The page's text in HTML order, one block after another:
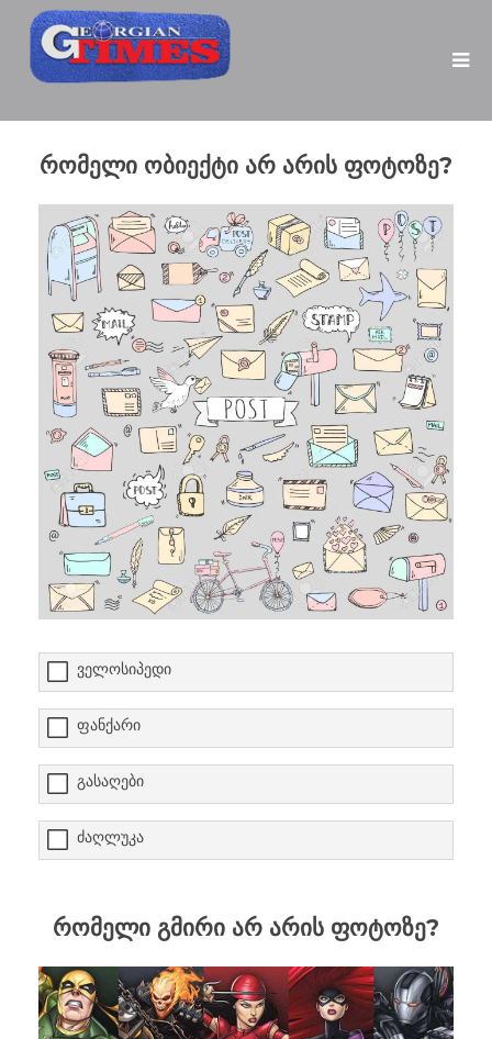
რომელი ობიექტი არ არის ფოტოზე?
ველოსიპედი
ფანქარი
გასაღები
ძაღლუკა
რომელი გმირი არ არის ფოტოზე?